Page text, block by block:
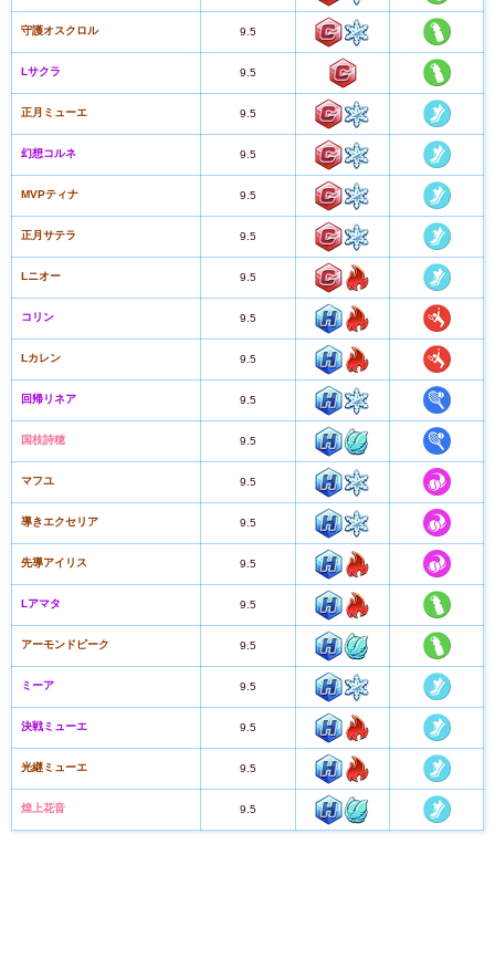
守護オスクロル 9.5
Lサクラ 9.5
正月ミューエ 9.5
幻想コルネ 9.5
MVPティナ 9.5
正月サテラ 9.5
Lニオー 9.5
コリン 9.5
Lカレン 9.5
回帰リネア 9.5
国枝詩穂 9.5
マフユ 9.5
導きエクセリア 9.5
先導アイリス 9.5
Lアマタ 9.5
アーモンドピーク 9.5
ミーア 9.5
決戦ミューエ 9.5
光継ミューエ 9.5
煌上花音 9.5